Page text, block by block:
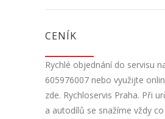
CENÍK
Rychlé objednání do servisu
605976007 nebo využijte
zde. Rychloservis Praha. Při
a autodílů se snažíme vždy